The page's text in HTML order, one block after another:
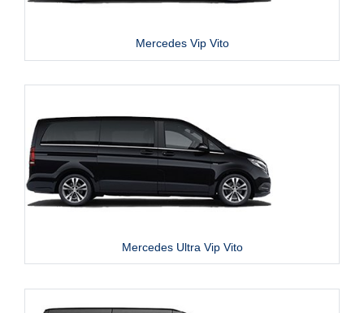
Mercedes Vip Vito
Mercedes Ultra Vip Vito